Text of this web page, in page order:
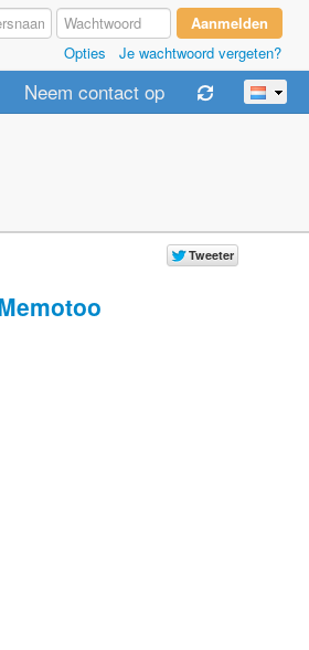
Opties Je wachtwoord vergeten?
Neem contact op